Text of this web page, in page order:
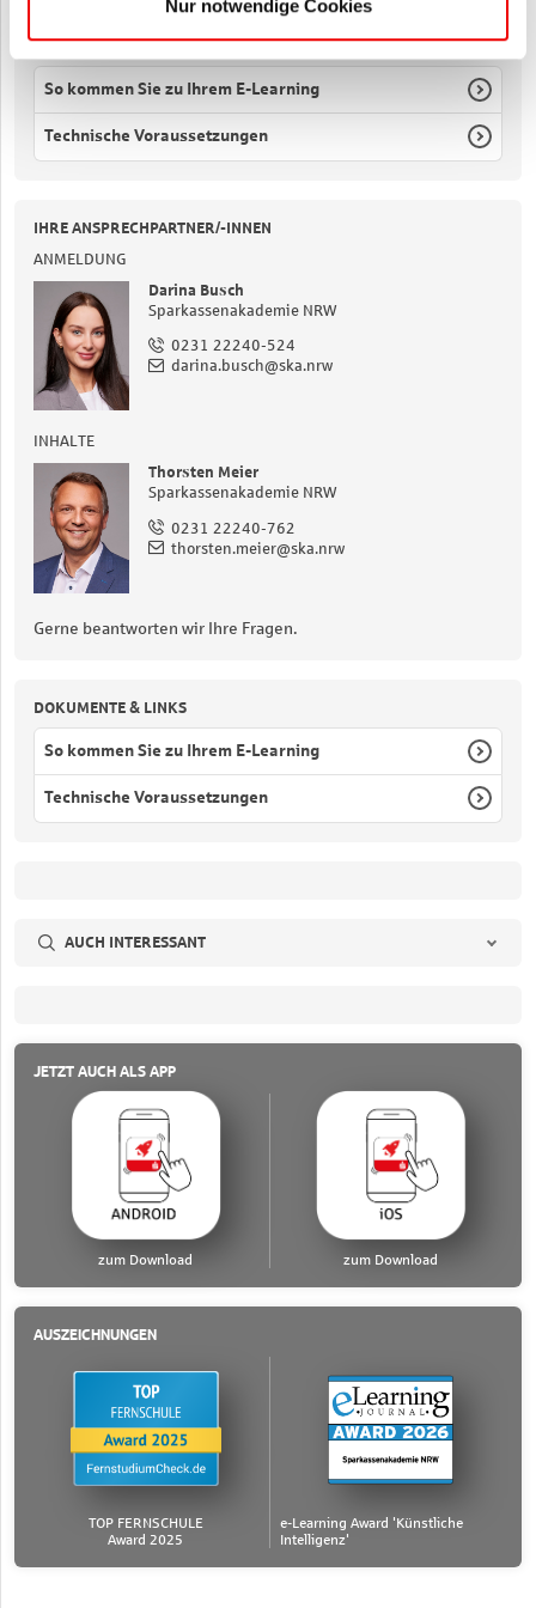
Nur notwendige Cookies
DOKUMENTE & LINKS
So kommen Sie zu Ihrem E-Learning
Technische Voraussetzungen
IHRE ANSPRECHPARTNER/-INNEN
ANMELDUNG
Darina Busch
Sparkassenakademie NRW
0231 22240-524
darina.busch@ska.nrw
INHALTE
Thorsten Meier
Sparkassenakademie NRW
0231 22240-762
thorsten.meier@ska.nrw
Gerne beantworten wir Ihre Fragen.
DOKUMENTE & LINKS
So kommen Sie zu Ihrem E-Learning
Technische Voraussetzungen
AUCH INTERESSANT
JETZT AUCH ALS APP
zum Download zum Download
AUSZEICHNUNGEN
TOP FERNSCHULE
Award 2025
e-Learning Award 'Künstliche
Intelligenz'